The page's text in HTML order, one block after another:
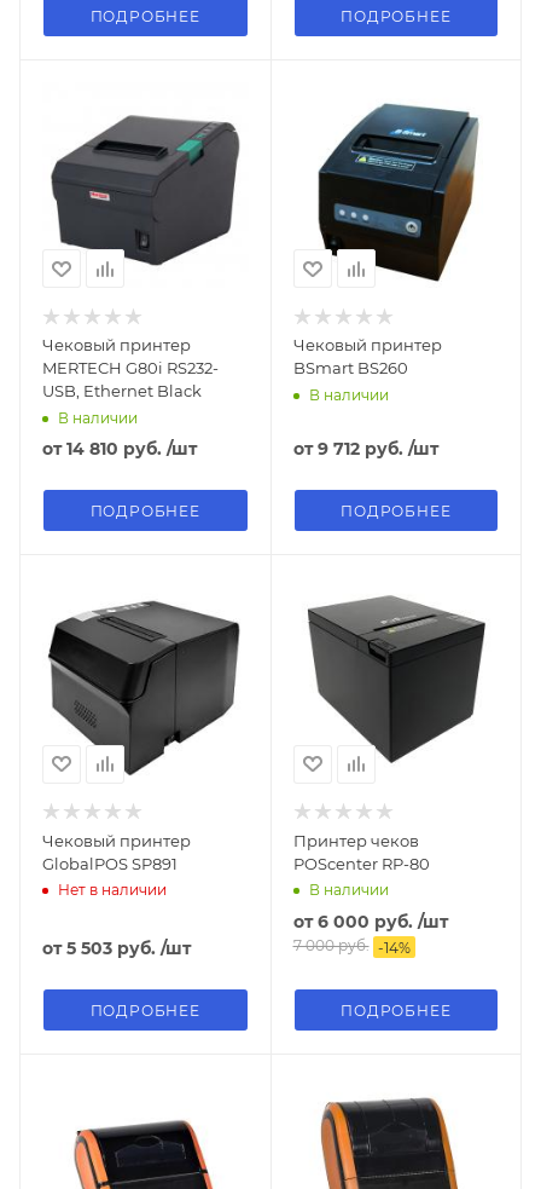
ПОДРОБНЕЕ ПОДРОБНЕЕ
Чековый принтер
MERTECH G80i RS232-
USB, Ethernet Black
В наличии
от14 810 руб. /шт
ПОДРОБНЕЕ
Чековый принтер
BSmart BS260
В наличии
от9 712 руб. /шт
ПОДРОБНЕЕ
Чековый принтер
GlobalPOS SP891
Нет в наличии
от5 503 руб. /шт
ПОДРОБНЕЕ
Принтер чеков
POScenter RP-80
В наличии
от6 000 руб. /шт
7 000 руб. -14%
ПОДРОБНЕЕ